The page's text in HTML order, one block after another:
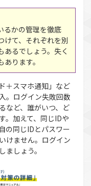
るかの管理を徹底
けて、それぞれを別
るでしょう。失く
ります。
＋スマホ通知」など
。ログイン失敗回数
など、誰がいつ、ど
。加えて、同じIDや
の同じIDとパスワー
けません。ログイン
しょう。